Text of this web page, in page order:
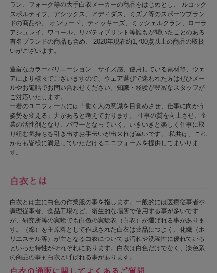
ラン、フォーク等の大手白衣メーカーの商品をはじめとし、 ルコック
スポルティフ、アシックス、アディダス、ミズノ等のスポーツブラン
ドの商品や、 オンワード、ディッキーズ、ミッシェルクラン、ローラ
アシュレイ、ワコール、リバティプリント等誰もが聞いたことのある
有名ブランドの商品も含め、 2020年現在約1,700点以上の商品の取扱
いがございます。
豊富なカラーバリエーション、サイズ感、使用している素材等、ウェ
アにより様々でございますので、ウェア選びで迷われた方はぜひメー
ルやお電話でお問い合わせください。知識・経験が豊富なスタッフが
ご対応いたします。
一着のユニフォームには「働く人の意識を目覚めさせ、仕事に向かう
姿勢を変える」力があると考えております。 仕事の質を向上させ、企
業の活性剤となり、パワーとなっていく。いきいきと楽しく仕事に取
り組む気持ちを引き出すお手伝いが出来れば幸いです。 私共は、これ
からも皆様に満足していただけるユニフォームを提供してまいりま
す。
白衣とは主に白色の作業服の事を指します。一般的には医療従事者や
調理従事者、食品工場など、衛生的な場所で使用する事が多いです
が、研究所等の実験でも白色の実験衣（白衣）が選ばれる事がありま
す。（綿）を主原料として作成された白衣は薬品につよく、化繊（ポ
リエステル等）が主となる白衣については汚れや洗濯性に優れている
といった特性がそれぞれにあります。白衣は白色だけでなく、淡色系
の商品の事も白衣と呼ばれる事があります。